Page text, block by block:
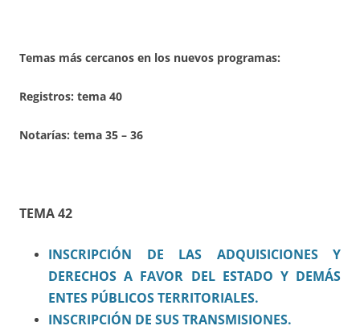
Temas más cercanos en los nuevos programas:
Registros: tema 40
Notarías: tema 35 – 36
TEMA 42
INSCRIPCIÓN DE LAS ADQUISICIONES Y
DERECHOS A FAVOR DEL ESTADO Y DEMÁS
ENTES PÚBLICOS TERRITORIALES.
INSCRIPCIÓN DE SUS TRANSMISIONES.